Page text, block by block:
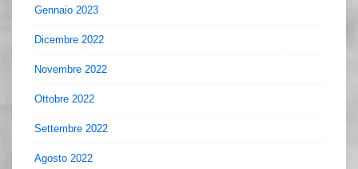
Gennaio 2023
Dicembre 2022
Novembre 2022
Ottobre 2022
Settembre 2022
Agosto 2022